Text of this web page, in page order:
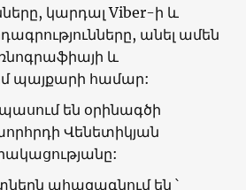
կարդալ Viber-ի և
անել ամեն
և
պայքարի համար:
են օրինագծի
Վենետիկյան
ահազագնում են ՝